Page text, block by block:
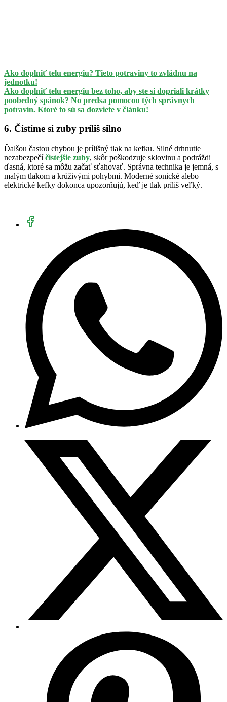
Ako doplniť telu energiu? Tieto potraviny to zvládnu na
jednotku!
Ako doplniť telu energiu bez toho, aby ste si dopriali krátky
poobedný spánok? No predsa pomocou tých správnych
potravín. Ktoré to sú sa dozviete v článku!
6. Čistíme si zuby príliš silno
Ďalšou častou chybou je prílišný tlak na kefku. Silné drhnutie
nezabezpečíčistejšie zuby, skôr poškodzuje sklovinu a podráždi
ďasná, ktoré sa môžu začať sťahovať. Správna technika je jemná, s
malým tlakom a krúživými pohybmi. Moderné sonické alebo
elektrické kefky dokonca upozorňujú, keď je tlak príliš veľký.